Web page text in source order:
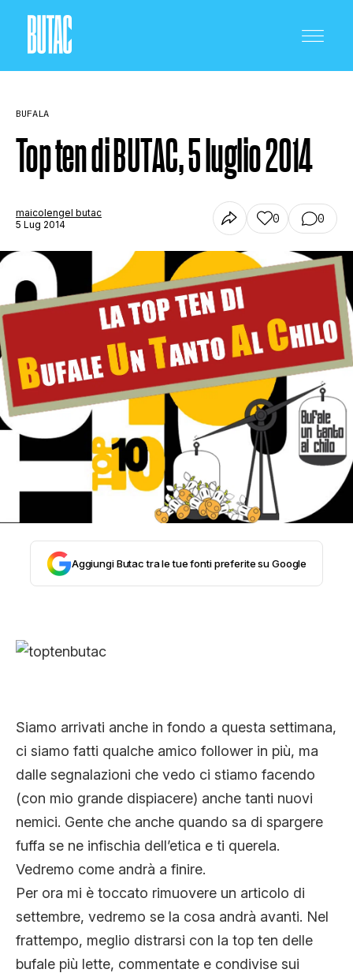
SCIENZA E TECNOLOGIA
SALUTE E MEDICINA
STORIA E CITAZIONI
INTRATTENIMENTO
COMPLOTTI, LEGGENDE URBANE ED
EVERGREEN
TRUFFE E SOCIAL NETWORK
CLIMA ED ENERGIA
CONTATTI
CHI SIAMO
BUFALA
Top ten di BUTAC, 5 luglio 2014
maicolengel butac
5 Lug 2014
0 0
Aggiungi Butac tra le tue fonti preferite su Google
Siamo arrivati anche in fondo a questa settimana,
ci siamo fatti qualche amico follower in più, ma
dalle segnalazioni che vedo ci stiamo facendo
(con mio grande dispiacere) anche tanti nuovi
nemici. Gente che anche quando sa di spargere
fuffa se ne infischia dell’etica e ti querela.
Vedremo come andrà a finire.
Per ora mi è toccato rimuovere un articolo di
settembre, vedremo se la cosa andrà avanti. Nel
frattempo, meglio distrarsi con la top ten delle
bufale più lette, commentate e condivise sui